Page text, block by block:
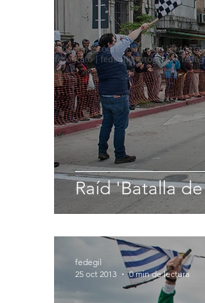
Raíd 'Batalla
fedegil
25 oct 2013
0 min de lectura